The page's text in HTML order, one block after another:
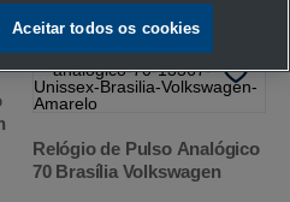
Relógio de Pulso Analógico
70 Brasília Volkswagen
Aceitar todos os cookies